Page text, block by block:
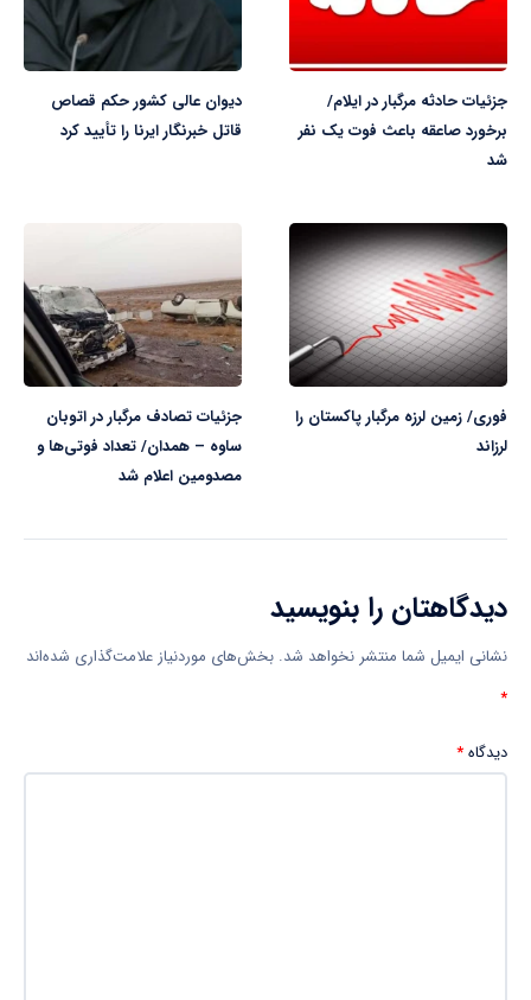
جزئیات حادثه مرگبار در ایلام/
برخورد صاعقه باعث فوت یک نفر
شد
دیوان عالی کشور حکم قصاص
قاتل خبرنگار ایرنا را تأیید کرد
فوری/ زمین لرزه مرگبار پاکستان را
لرزاند
جزئیات تصادف مرگبار در اتوبان
ساوه – همدان/ تعداد فوتی‌ها و
مصدومین اعلام شد
دیدگاهتان را بنویسید
نشانی ایمیل شما منتشر نخواهد شد. بخش‌های موردنیاز علامت‌گذاری شده‌اند
*
دیدگاه*